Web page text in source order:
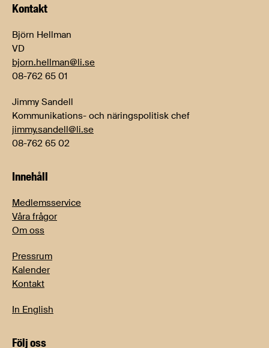
Kontakt
Björn Hellman
VD
bjorn.hellman@li.se
08-762 65 01
Jimmy Sandell
Kommunikations- och näringspolitisk chef
jimmy.sandell@li.se
08-762 65 02
Innehåll
Medlemsservice
Våra frågor
Om oss
Pressrum
Kalender
Kontakt
In English
Följ oss